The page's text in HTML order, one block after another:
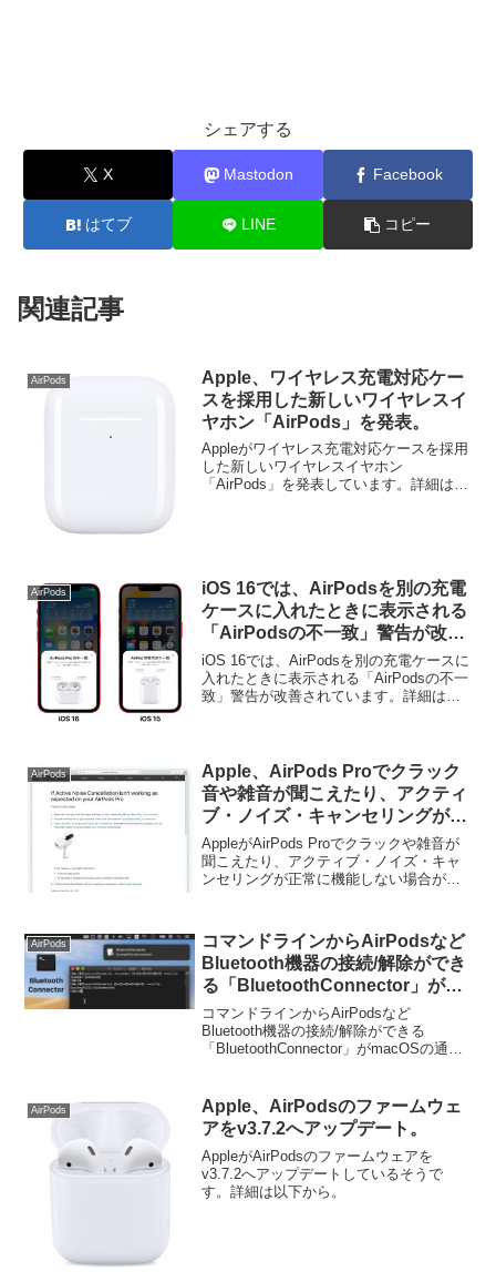
シェアする
X Mastodon Facebook
はてブ LINE コピー
関連記事
AirPods
Apple、ワイヤレス充電対応ケー
スを採用した新しいワイヤレスイ
ヤホン「AirPods」を発表。
Appleがワイヤレス充電対応ケースを採用
した新しいワイヤレスイヤホン
「AirPods」を発表しています。詳細は以
AirPods
iOS 16では、AirPodsを別の充電
ケースに入れたときに表示される
「AirPodsの不一致」警告が改
善。
iOS 16では、AirPodsを別の充電ケースに
入れたときに表示される「AirPodsの不一
致」警告が改善されています。詳細は以
AirPods
Apple、AirPods Proでクラック
音や雑音が聞こえたり、アクティ
ブ・ノイズ・キャンセリングが正
常に機能しない場合があるとして
サポートページを公開。
AppleがAirPods Proでクラックや雑音が
聞こえたり、アクティブ・ノイズ・キャ
ンセリングが正常に機能しない場合があ
AirPods
コマンドラインからAirPodsなど
Bluetooth機器の接続/解除ができ
る「BluetoothConnector」が
macOSの通知に対応。
コマンドラインからAirPodsなど
Bluetooth機器の接続/解除ができる
「BluetoothConnector」がmacOSの通知
AirPods
Apple、AirPodsのファームウェ
アをv3.7.2へアップデート。
AppleがAirPodsのファームウェアを
v3.7.2へアップデートしているそうで
す。詳細は以下から。